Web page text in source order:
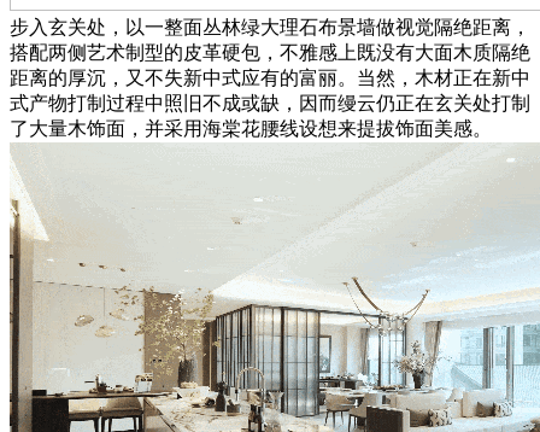
步入玄关处，以一整面丛林绿大理石布景墙做视觉隔绝距离，
搭配两侧艺术制型的皮革硬包，不雅感上既没有大面木质隔绝
距离的厚沉，又不失新中式应有的富丽。当然，木材正在新中
式产物打制过程中照旧不成或缺，因而缦云仍正在玄关处打制
了大量木饰面，并采用海棠花腰线设想来提拔饰面美感。